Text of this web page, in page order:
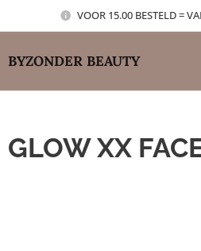
VOOR 15.00 BESTELD =
BYZONDER BEAUTY
GLOW XX